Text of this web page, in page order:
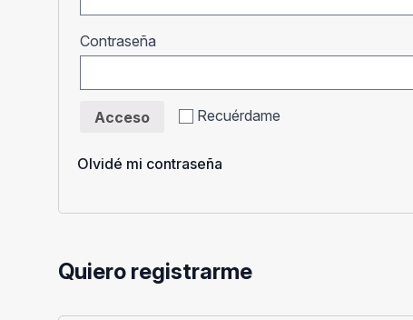
Contraseña
Recuérdame
Acceso
Olvidé mi contraseña
Quiero registrarme